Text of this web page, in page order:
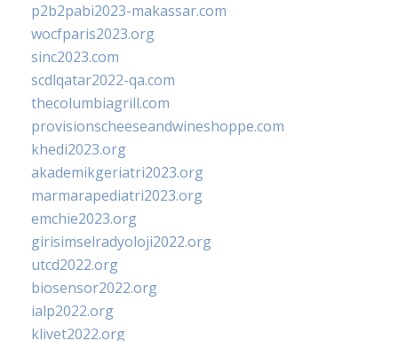
p2b2pabi2023-makassar.com
wocfparis2023.org
sinc2023.com
scdlqatar2022-qa.com
thecolumbiagrill.com
provisionscheeseandwineshoppe.com
khedi2023.org
akademikgeriatri2023.org
marmarapediatri2023.org
emchie2023.org
girisimselradyoloji2022.org
utcd2022.org
biosensor2022.org
ialp2022.org
klivet2022.org